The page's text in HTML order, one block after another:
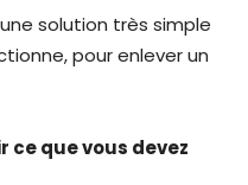
solution très simple
pour enlever un
ce que vous devez